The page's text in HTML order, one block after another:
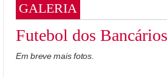
GALERIA
Futebol dos
Em breve mais fotos.